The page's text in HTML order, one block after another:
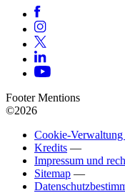
Footer Mentions
©2026
Cookie-
Kredits —
Impressum und
Sitemap —